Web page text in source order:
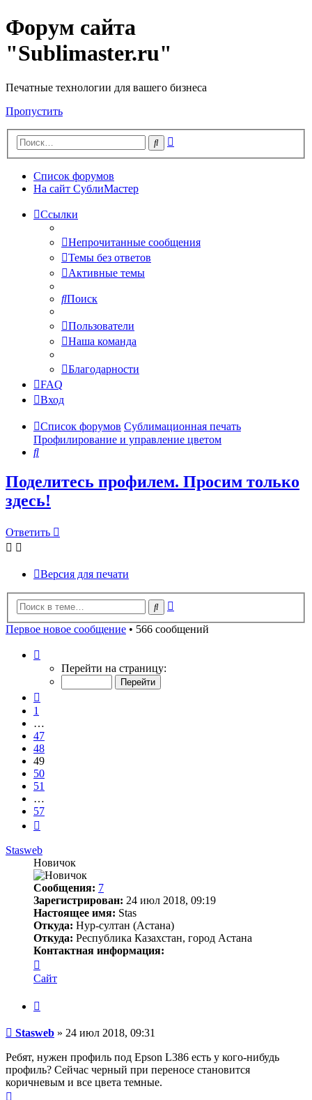
Форум сайта
"Sublimaster.ru"
Печатные технологии для вашего бизнеса
Пропустить
Поиск
Список форумов
На сайт СублиМастер
Ссылки
Непрочитанные сообщения
Темы без ответов
Активные темы
Поиск
Пользователи
Наша команда
Благодарности
FAQ
Вход
Список форумов Сублимационная печать
Профилирование и управление цветом
Поиск
Поделитесь профилем. Просим только
здесь!
Ответить
Версия для печати
Поиск
Первое новое сообщение • 566 сообщений
49
Перейти на страницу:
1
…
47
48
49
50
51
…
57
Stasweb
Новичок
Сообщения: 7
Зарегистрирован: 24 июл 2018, 09:19
Настоящее имя: Stas
Откуда: Нур-султан (Астана)
Откуда: Республика Казахстан, город Астана
Контактная информация:
информация
пользователя
Сайт
Непрочитанное
Stasweb » 24 июл 2018, 09:31
Ребят, нужен профиль под Epson L386 есть у кого-нибудь
профиль? Сейчас черный при переносе становится
коричневым и все цвета темные.